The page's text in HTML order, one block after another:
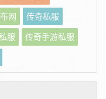
网 传奇私服
服 传奇手游私服